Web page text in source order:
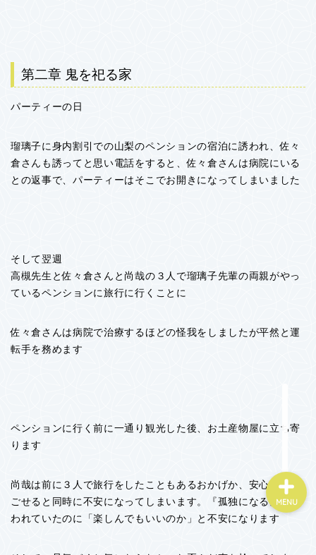
第二章 鬼を祀る家
パーティーの日
瑠璃子に身内割引での山梨のペンションの宿泊に誘われ、佐々
倉さんも誘ってと思い電話をすると、佐々倉さんは病院にいる
との返事で、パーティーはそこでお開きになってしまいました
そして翌週
高槻先生と佐々倉さんと尚哉の３人で瑠璃子先輩の両親がやっ
ているペンションに旅行に行くことに
佐々倉さんは病院で治療するほどの怪我をしましたが平然と運
転手を務めます
ペンションに行く前に一通り観光した後、お土産物屋に立ち寄
ります
尚哉は前に３人で旅行をしたこともあるおかげか、安心して過
ごせると同時に不安になってしまいます。『孤独になる』と言
われていたのに「楽しんでもいいのか」と不安になります
MENU
書いてる人